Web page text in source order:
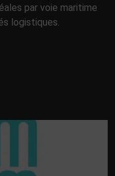
par voie maritime
logistiques.